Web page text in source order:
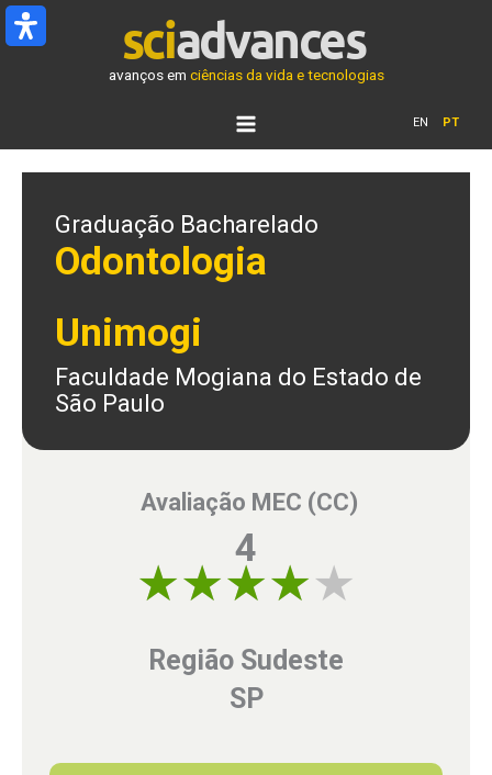
Ir
para
avanços em ciências da vida e tecnologias
EN PT
Graduação Bacharelado
Odontologia
Unimogi
Faculdade Mogiana do Estado de
São Paulo
Avaliação MEC (CC)
4
Região Sudeste
SP